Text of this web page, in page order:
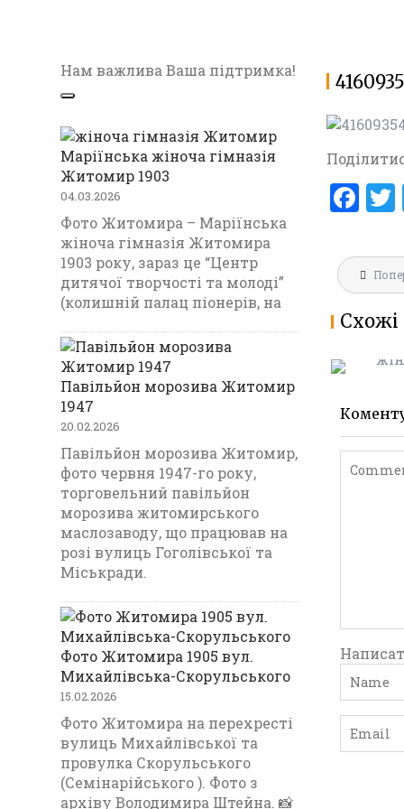
F
ce
b
o
k
записів
Схожі
1903
Нам важлива Ваша підтримка!
Маріїнська жіноча гімназія
Житомир 1903
04.03.2026
Фото Житомира – Маріїнська
жіноча гімназія Житомира
1903 року, зараз це “Центр
дитячої творчості та молоді”
(колишній палац піонерів, на
Павільйон морозива Житомир
1947
20.02.2026
Павільйон морозива Житомир,
фото червня 1947-го року,
торговельний павільйон
морозива житомирського
маслозаводу, що працював на
розі вулиць Гоголівської та
Міськради.
Фото Житомира 1905 вул.
Михайлівська-Скорульського
15.02.2026
Фото Житомира на перехресті
вулиць Михайлівської та
провулка Скорульського
(Семінарійського ). Фото з
архіву Володимира Штейна. 📸